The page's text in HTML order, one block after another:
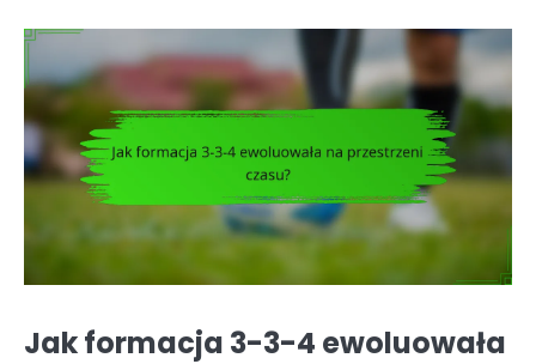
Jak formacja 3-3-4 ewoluowała